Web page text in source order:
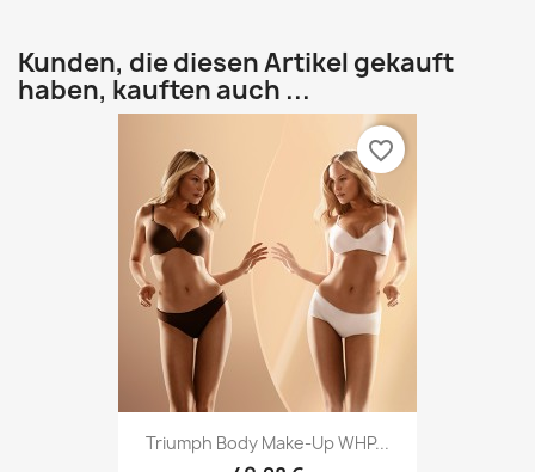
Kunden, die diesen Artikel gekauft
haben, kauften auch ...
Triumph Body Make-Up WHP...
favorite_border